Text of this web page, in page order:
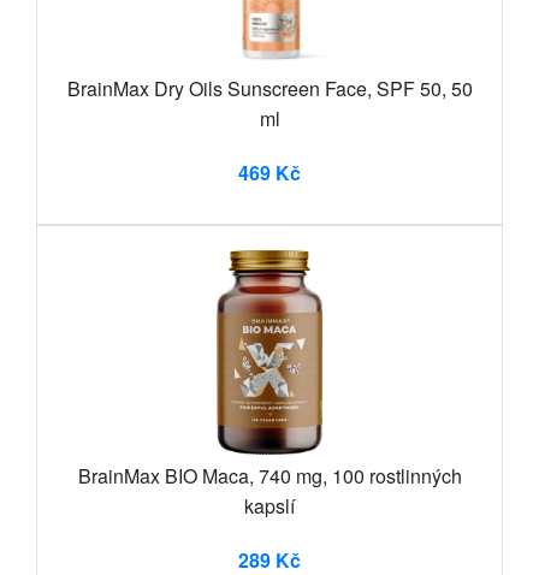
BrainMax Dry Oils Sunscreen Face, SPF 50, 50
ml
469 Kč
BrainMax BIO Maca, 740 mg, 100 rostlinných
kapslí
289 Kč